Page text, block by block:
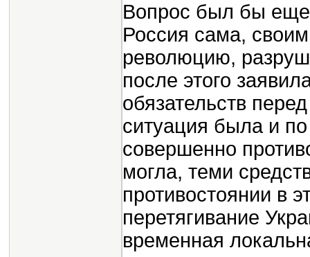
Вопрос был бы еще
Россия сама,
революцию,
после этого
обязательств
ситуация была и
совершенно
могла, теми
противостоянии в
перетягивание
временная